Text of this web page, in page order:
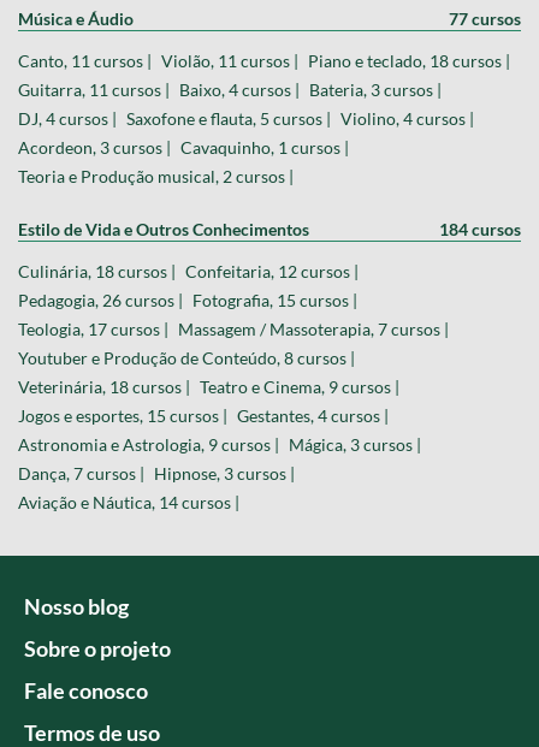
Música e Áudio 77 cursos
Canto, 11 cursos | Violão, 11 cursos | Piano e teclado, 18 cursos |
Guitarra, 11 cursos | Baixo, 4 cursos | Bateria, 3 cursos |
DJ, 4 cursos | Saxofone e flauta, 5 cursos | Violino, 4 cursos |
Acordeon, 3 cursos | Cavaquinho, 1 cursos |
Teoria e Produção musical, 2 cursos |
Estilo de Vida e Outros Conhecimentos 184 cursos
Culinária, 18 cursos | Confeitaria, 12 cursos |
Pedagogia, 26 cursos | Fotografia, 15 cursos |
Teologia, 17 cursos | Massagem / Massoterapia, 7 cursos |
Youtuber e Produção de Conteúdo, 8 cursos |
Veterinária, 18 cursos | Teatro e Cinema, 9 cursos |
Jogos e esportes, 15 cursos | Gestantes, 4 cursos |
Astronomia e Astrologia, 9 cursos | Mágica, 3 cursos |
Dança, 7 cursos | Hipnose, 3 cursos |
Aviação e Náutica, 14 cursos |
Nosso blog
Sobre o projeto
Fale conosco
Termos de uso